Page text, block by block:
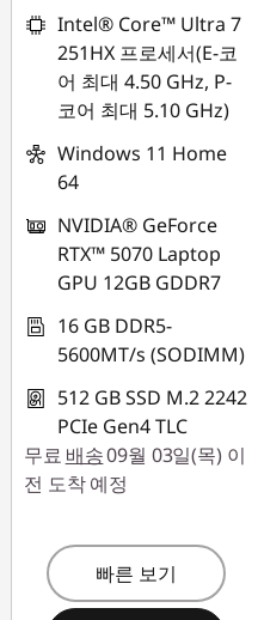
Intel® Core™ Ultra 7
251HX 프로세서(E-코
어 최대 4.50 GHz, P-
코어 최대 5.10 GHz)
Windows 11 Home
64
NVIDIA® GeForce
RTX™ 5070 Laptop
GPU 12GB GDDR7
16 GB DDR5-
5600MT/s (SODIMM)
512 GB SSD M.2 2242
PCIe Gen4 TLC
무료 배송09월 03일(목) 이
전 도착 예정
빠른 보기